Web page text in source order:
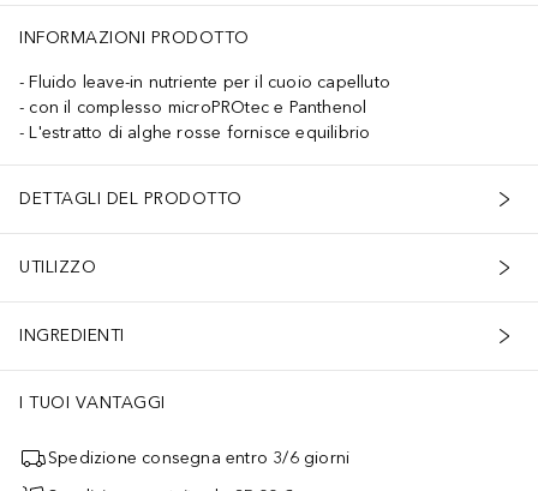
INFORMAZIONI PRODOTTO
Fluido leave-in nutriente per il cuoio capelluto
con il complesso microPROtec e Panthenol
L'estratto di alghe rosse fornisce equilibrio
DETTAGLI DEL PRODOTTO
UTILIZZO
INGREDIENTI
I TUOI VANTAGGI
Spedizione consegna entro 3/6 giorni